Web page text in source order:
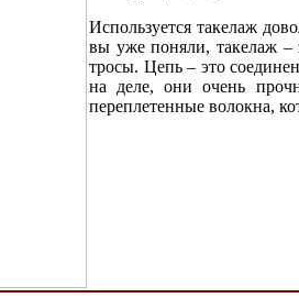
Используется такелаж
вы уже поняли, такелаж –
тросы. Цепь – это
на деле, они очень
переплетенные волокна,